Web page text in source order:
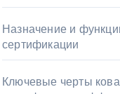
Назначение и
сертификации
Ключевые черты